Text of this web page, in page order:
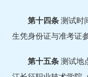
第十四条 测试时
生凭身份证与准考证
第十五条 测试地